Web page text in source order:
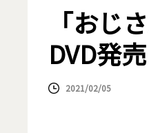
「おじ
DVD発
2021/02/05